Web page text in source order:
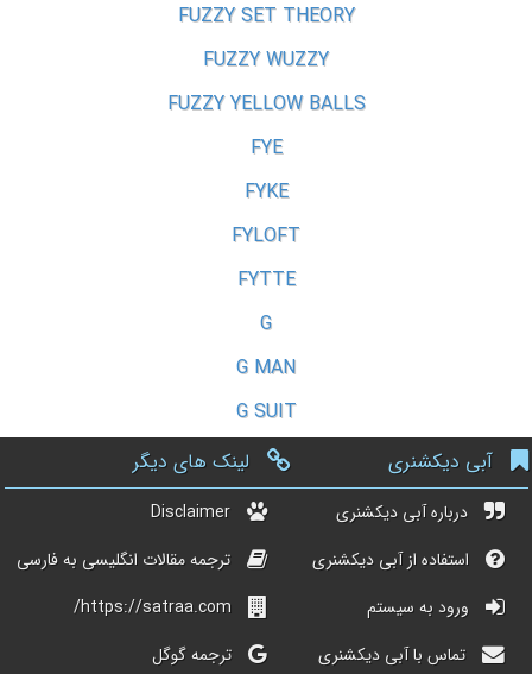
FUZZY SET THEORY
FUZZY WUZZY
FUZZY YELLOW BALLS
FYE
FYKE
FYLOFT
FYTTE
G
G MAN
G SUIT
آبی دیکشنری
درباره آبی دیکشنری
استفاده از آبی دیکشنری
ورود به سیستم
تماس با آبی دیکشنری
لینک های دیگر
Disclaimer
ترجمه مقالات انگلیسی به فارسی
https://satraa.com/
ترجمه گوگل